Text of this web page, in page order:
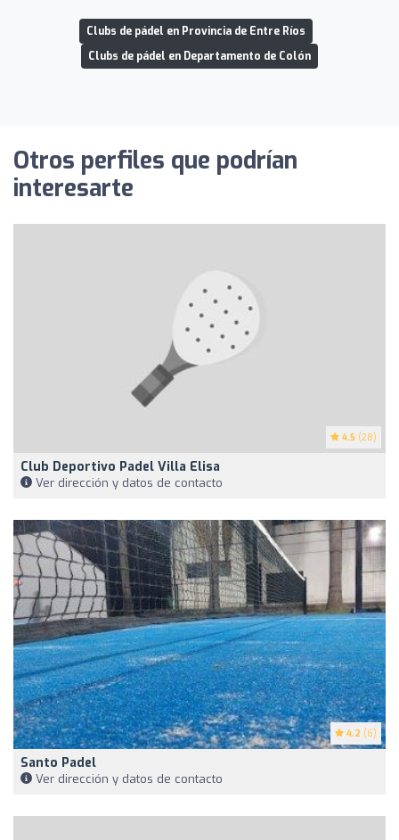
Clubs de pádel en Provincia de Entre Ríos
Clubs de pádel en Departamento de Colón
Otros perfiles que podrían
interesarte
4.5 (28)
Club Deportivo Padel Villa Elisa
Ver dirección y datos de contacto
4.2 (6)
Santo Padel
Ver dirección y datos de contacto